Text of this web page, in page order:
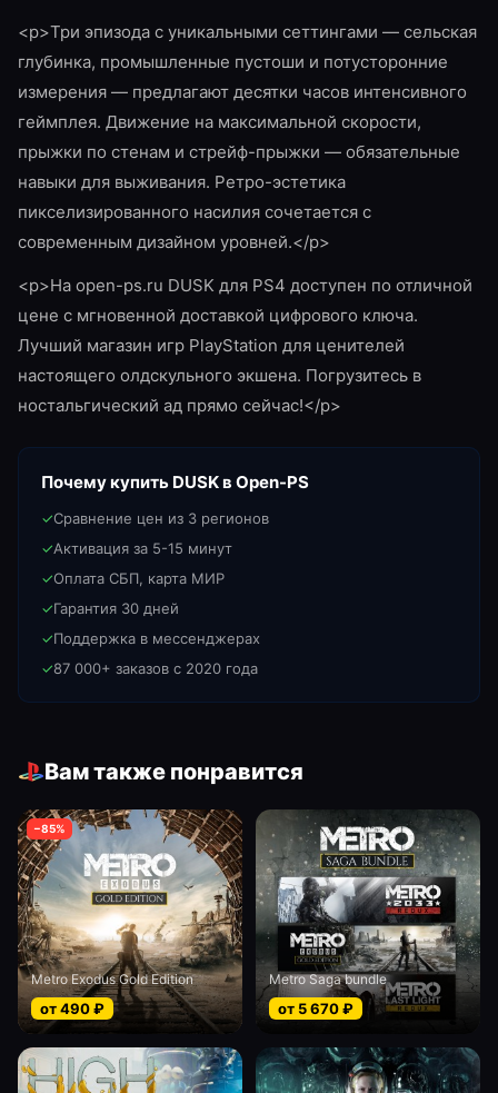
<p>Три эпизода с уникальными сеттингами — сельская
глубинка, промышленные пустоши и потусторонние
измерения — предлагают десятки часов интенсивного
геймплея. Движение на максимальной скорости,
прыжки по стенам и стрейф-прыжки — обязательные
навыки для выживания. Ретро-эстетика
пикселизированного насилия сочетается с
современным дизайном уровней.</p>
<p>На open-ps.ru DUSK для PS4 доступен по отличной
цене с мгновенной доставкой цифрового ключа.
Лучший магазин игр PlayStation для ценителей
настоящего олдскульного экшена. Погрузитесь в
ностальгический ад прямо сейчас!</p>
Почему купить DUSKв Open-PS
✓Сравнение цен из 3 регионов
✓Активация за 5-15 минут
✓Оплата СБП, карта МИР
✓Гарантия 30 дней
✓Поддержка в мессенджерах
✓87 000+ заказов с 2020 года
Вам также понравится
−85%
Metro Exodus Gold Edition
от490₽
Metro Saga bundle
от 5 670₽